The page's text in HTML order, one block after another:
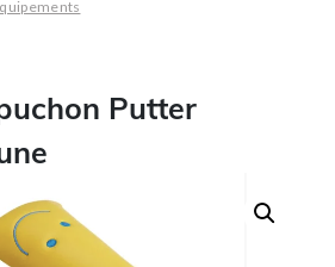
Putter